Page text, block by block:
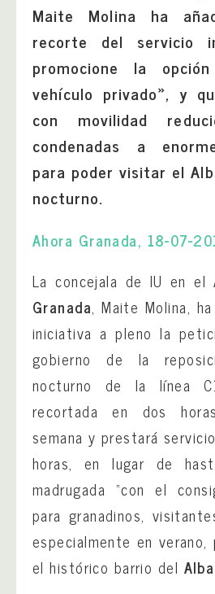
Maite Molina ha
recorte del servicio
promocione la
vehículo privado», y
con movilidad
condenadas a
para poder visitar el
nocturno.
Ahora Granada, 18-07-
La concejala de IU en el
Granada, Maite Molina,
iniciativa a pleno la
gobierno de la
nocturno de la línea
recortada en dos
semana y prestará
horas, en lugar de
madrugada “con el
para granadinos,
especialmente en verano,
el histórico barrio del